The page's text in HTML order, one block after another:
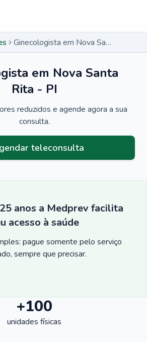
Ginecologista em Nova Santa Rita - PI
em Nova Santa
Rita - PI
reduzidos e agende agora a sua
consulta.
teleconsulta
anos a Medprev facilita
acesso à saúde
pague somente pelo serviço
sempre que precisar.
+100
unidades físicas